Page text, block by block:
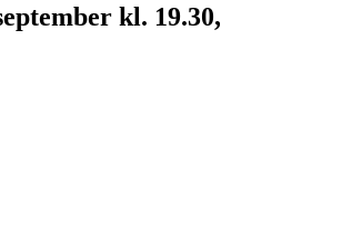
kl. 19.30,